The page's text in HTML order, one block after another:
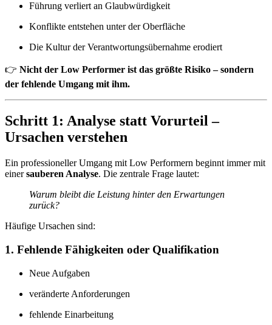
Führung verliert an Glaubwürdigkeit
Konflikte entstehen unter der Oberfläche
Die Kultur der Verantwortungsübernahme erodiert
👉 Nicht der Low Performer ist das größte Risiko – sondern
der fehlende Umgang mit ihm.
Schritt 1: Analyse statt Vorurteil –
Ursachen verstehen
Ein professioneller Umgang mit Low Performern beginnt immer mit
einersauberen Analyse. Die zentrale Frage lautet:
Warum bleibt die Leistung hinter den Erwartungen
zurück?
Häufige Ursachen sind:
1. Fehlende Fähigkeiten oder Qualifikation
Neue Aufgaben
veränderte Anforderungen
fehlende Einarbeitung